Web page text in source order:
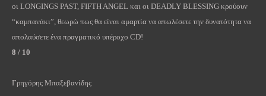
οι LONGINGS PAST, FIFTH ANGEL και οι DEADLY BLESSING κρούουν
“καμπανάκι”, θεωρώ πως θα είναι αμαρτία να απωλέσετε την δυνατότητα να
απολαύσετε ένα πραγματικό υπέροχο CD!
8 / 10
Γρηγόρης Μπαξεβανίδης